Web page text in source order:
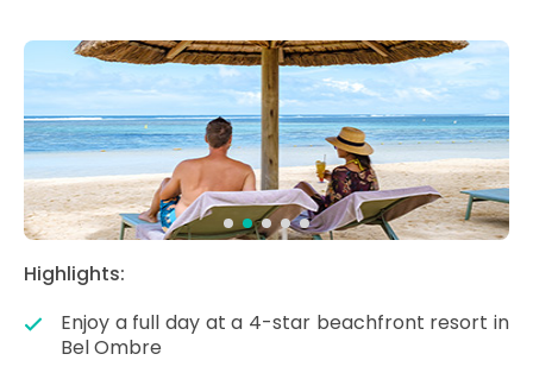
Highlights:
Enjoy a full day at a 4-star beachfront resort in
Bel Ombre